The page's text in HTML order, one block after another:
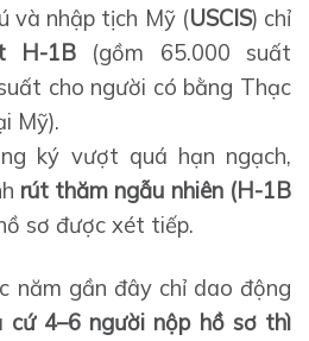
và nhập tịch Mỹ (USCIS) chỉ
H-1B(gồm 65.000 suất
cho người có bằng Thạc
Mỹ).
ký vượt quá hạn ngạch,
rút thăm ngẫu nhiên (H-1B
sơ được xét tiếp.
năm gần đây chỉ dao động
cứ 4–6 người nộp hồ sơ thì